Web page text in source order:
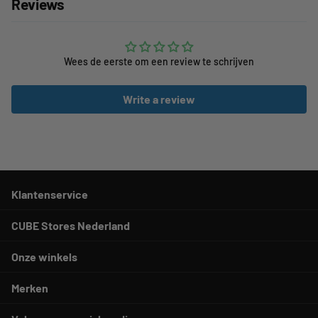
Reviews
Wees de eerste om een review te schrijven
Write a review
Klantenservice
CUBE Stores Nederland
Onze winkels
Merken